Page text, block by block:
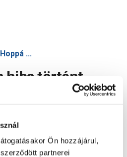
Ön hozzájárul,
partnerei
Hoppá ...
hiba történt
újratöltése